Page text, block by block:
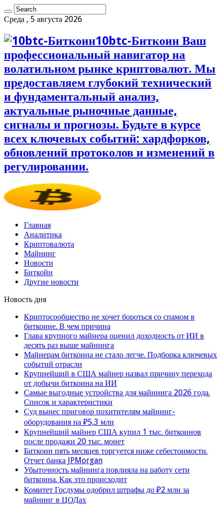
Среда , 5 августа 2026
10btc-Биткоин Ваш
профессиональный навигатор на
волатильном рынке криптовалют. Мы
предоставляем глубокий технический
и фундаментальный анализ,
актуальные рыночные данные,
сигналы и прогнозы. Будьте в курсе
всех ключевых событий: хардфорков,
обновлений протоколов и изменений в
регулировании.
Главная
Аналитика
Криптовалюта
Майнинг
Новости
Биткойн
Другие новости
Новость дня
Криптосообщество не хочет бороться со спамом в
биткоине. В чем причина
Глава крупного майнера оценил доходность от ИИ в
десять раз выше майнинга
Майнерам биткоина не стало легче. Подборка ключевых
событий отрасли
Крупнейший в США майнер назвал причину перехода
от добычи биткоина на ИИ
Самые выгодные устройства для майнинга 2026 года.
Список и характеристики
Суд вынес приговор похитителям майнинг-
оборудования на ₽5,3 млн
Крупнейший майнер США купил 1 тыс. биткоинов
после продажи 20 тыс. монет
Биткоин пять месяцев торгуется ниже себестоимости.
Отчет банка JPMorgan
Убыточность майнинга повлияла на работу сети
биткоина. Как это происходит
Комитет Госдумы одобрил штрафы до ₽2 млн за
майнинг в ЦОДах